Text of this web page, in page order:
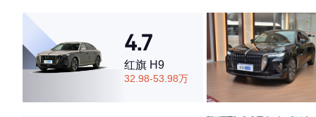
4.7
红旗 H9
32.98-53.98万